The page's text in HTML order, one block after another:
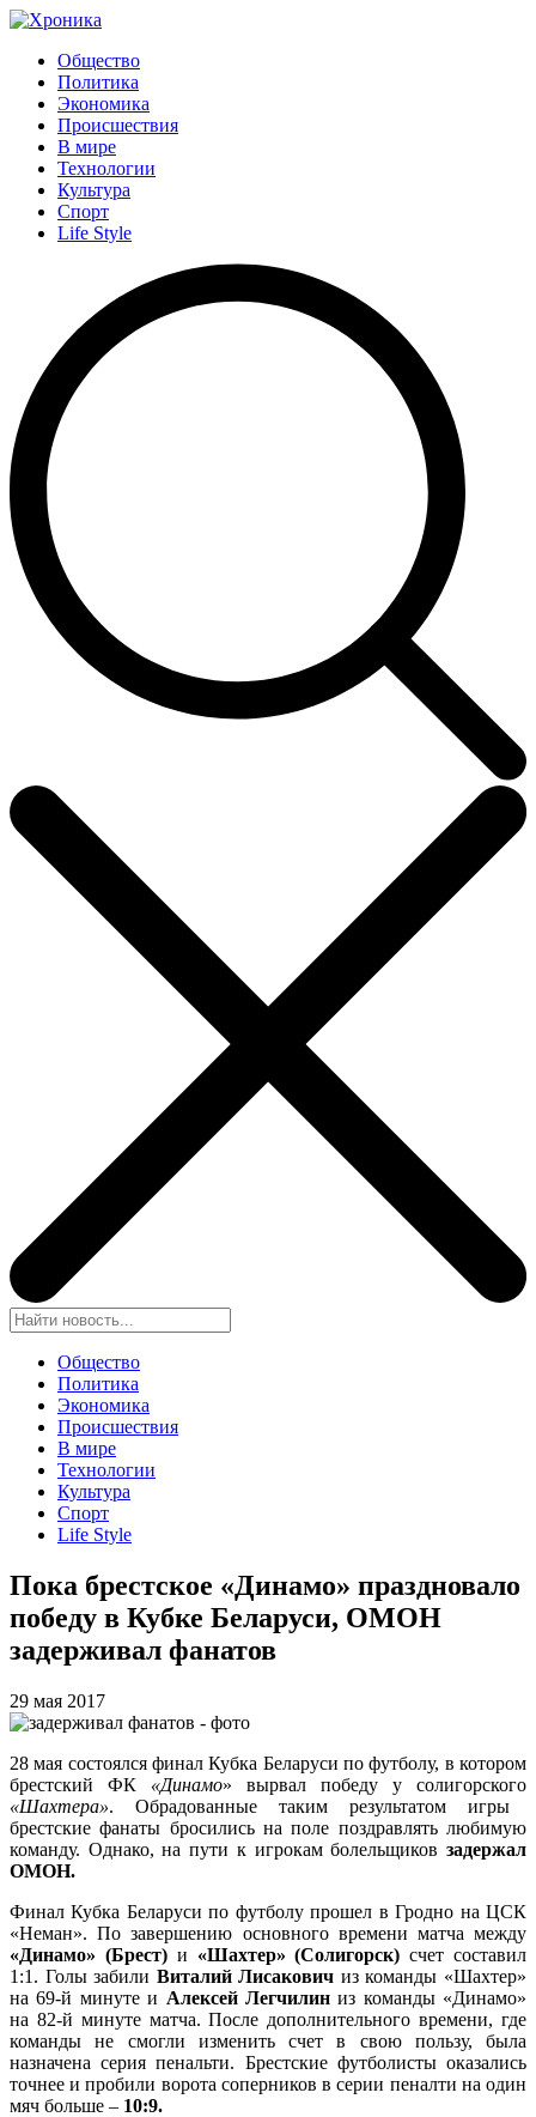
Общество
Политика
Экономика
Происшествия
В мире
Технологии
Культура
Спорт
Life Style
Общество
Политика
Экономика
Происшествия
В мире
Технологии
Культура
Спорт
Life Style
Пока брестское «Динамо» праздновало
победу в Кубке Беларуси, ОМОН
задерживал фанатов
29 мая 2017
28 мая состоялся финал Кубка Беларуси по футболу, в котором
брестский ФК «Динамо» вырвал победу у солигорского
«Шахтера». Обрадованные таким результатом игры
брестские фанаты бросились на поле поздравлять любимую
команду. Однако, на пути к игрокам болельщиков задержал
ОМОН.
Финал Кубка Беларуси по футболу прошел в Гродно на ЦСК
«Неман». По завершению основного времени матча между
«Динамо» (Брест)и «Шахтер» (Солигорск) счет составил
1:1. Голы забили Виталий Лисакович из команды «Шахтер»
на 69-й минуте и Алексей Легчилиниз команды «Динамо»
на 82-й минуте матча. После дополнительного времени, где
команды не смогли изменить счет в свою пользу, была
назначена серия пенальти. Брестские футболисты оказались
точнее и пробили ворота соперников в серии пеналти на один
мяч больше – 10:9.